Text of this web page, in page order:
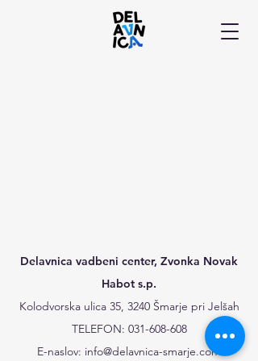
Delavnica vadbeni center, Zvonka Novak
Habot s.p.
Kolodvorska ulica 35, 3240 Šmarje pri Jelšah
TELEFON: 031-608-608
E-naslov: info@delavnica-smarje.com